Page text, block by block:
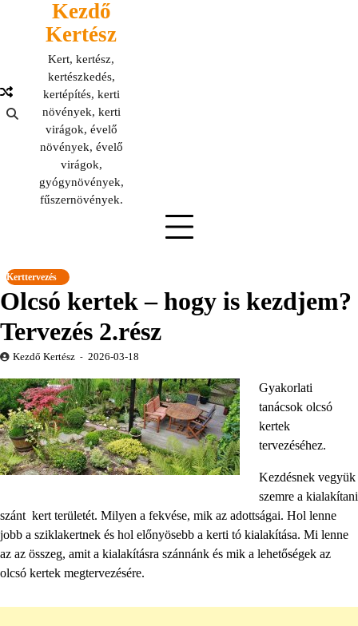
Kezdő
Kertész
Kert, kertész,
kertészkedés,
kertépítés, kerti
növények, kerti
virágok, évelő
növények, évelő
virágok,
gyógynövények,
fűszernövények.
Kerttervezés
Olcsó kertek – hogy is kezdjem?
Tervezés 2.rész
Kezdő Kertész 2026-03-18
Gyakorlati
tanácsok olcsó
kertek
tervezéséhez.
Kezdésnek vegyük
szemre a kialakítani
szánt kert területét. Milyen a fekvése, mik az adottságai. Hol lenne
jobb a sziklakertnek és hol előnyösebb a kerti tó kialakítása. Mi lenne
az az összeg, amit a kialakításra szánnánk és mik a lehetőségek az
olcsó kertek megtervezésére.